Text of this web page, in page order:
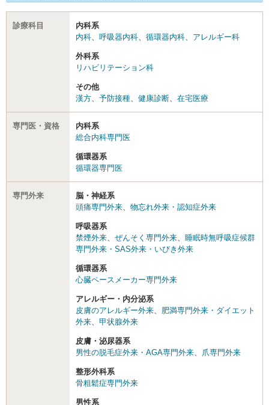
診療科目
内科系
内科、 呼吸器内科、 循環器内科、 アレルギー科
外科系
リハビリテーション科
その他
漢方、 予防接種、 健康診断、 在宅医療
専門医・資格
内科系
総合内科専門医
循環器系
循環器専門医
専門外来
脳・神経系
頭痛専門外来、 物忘れ外来・認知症外来
呼吸器系
禁煙外来、 ぜんそく専門外来、 睡眠時無呼吸症候群
専門外来・SAS外来・いびき外来
循環器系
心臓ペースメーカー専門外来
アレルギー・内分泌系
皮膚のアレルギー外来、 肥満専門外来・ダイエット
外来、 甲状腺外来
皮膚・泌尿器系
男性の脱毛症外来・AGA専門外来、 爪専門外来
整形外科系
骨粗鬆症専門外来
男性系